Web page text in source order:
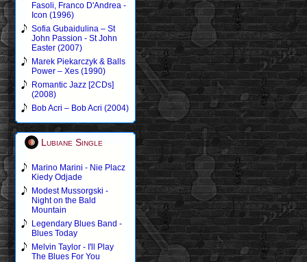
Fasoli, Franco D'Andrea -
Icon (1996)
Sofia Gubaidulina – St
John Passion - St John
Easter (2007)
Marek Piekarczyk & Balls
Power – Xes (1990)
Romantic Jazz [2CDs]
(2008)
Bob Acri – Bob Acri (2004)
Lubiane Single
Marino Marini - Nie Placz
Kiedy Odjade
Modest Mussorgski -
Night on the Bald
Mountain
Legendary Blues Band -
Blues Today
Melvin Taylor - I'll Play
The Blues For You